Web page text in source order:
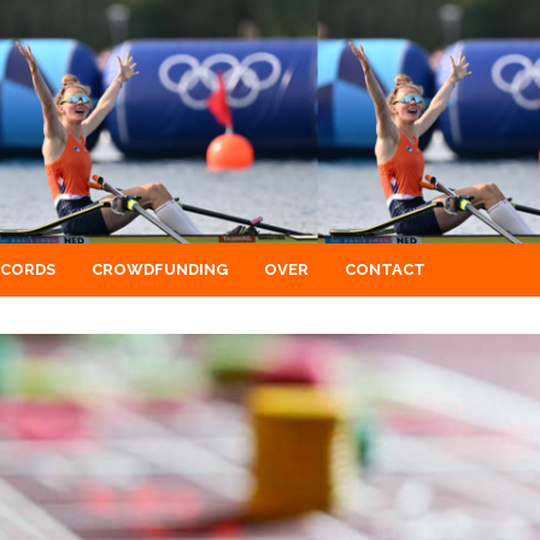
CROWDFUNDING OVER CONTACT